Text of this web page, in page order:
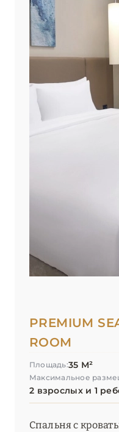
PREMIUM
ROOM
Площадь:35 М²
Максимальное
2 взрослых и 1
Спальня с